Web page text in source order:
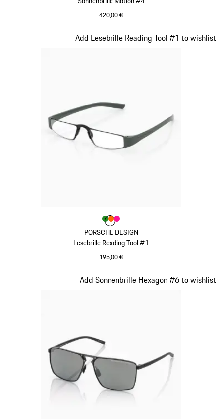
420,00 €
PORSCHE DESIGN
Lesebrille Reading Tool #1
195,00 €
Add Lesebrille Reading Tool #1 to wishlist
Farbe
Farbe
FarbeFarbe
Add Sonnenbrille Hexagon #6 to wishlist